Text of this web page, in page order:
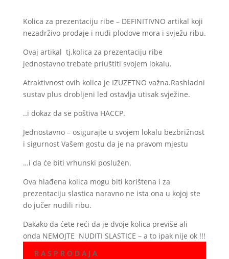
Kolica za prezentaciju ribe – DEFINITIVNO artikal koji
nezadrživo prodaje i nudi plodove mora i svježu ribu.
Ovaj artikal tj.kolica za prezentaciju ribe
jednostavno trebate priuštiti svojem lokalu.
Atraktivnost ovih kolica je IZUZETNO važna.Rashladni
sustav plus drobljeni led ostavlja utisak svježine.
..i dokaz da se poštiva HACCP.
Jednostavno – osigurajte u svojem lokalu bezbrižnost
i sigurnost Vašem gostu da je na pravom mjestu
…i da će biti vrhunski poslužen.
Ova hlađena kolica mogu biti korištena i za
prezentaciju slastica naravno ne ista ona u kojoj ste
do jučer nudili ribu.
Dakako da ćete reći da je dvoje kolica previše ali
onda NEMOJTE NUDITI SLASTICE – a to ipak nije ok !!!
R A S P R O D A J A